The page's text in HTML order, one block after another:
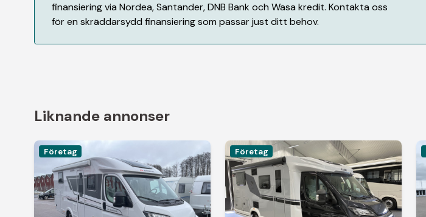
finansiering via Nordea, Santander, DNB Bank och Wasa kredit. Kontakta oss
för en skräddarsydd finansiering som passar just ditt behov.
Liknande annonser
Företag Företag